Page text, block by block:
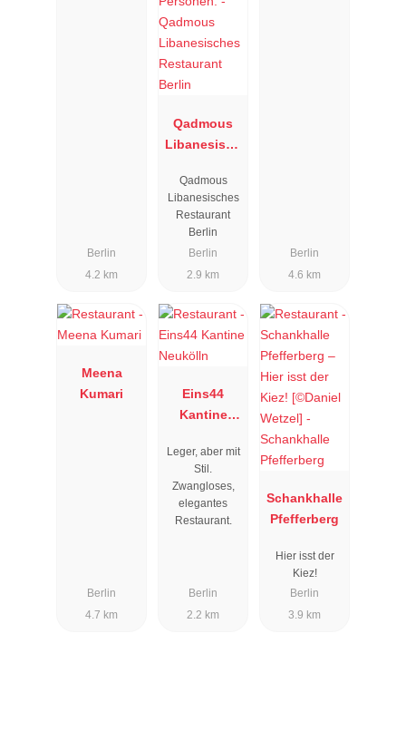
Berlin
4.2 km
Qadmous
Libanesisch
Restaurant
Qadmous
Libanesisches
Restaurant
Berlin
Berlin
2.9 km
Berlin
4.6 km
Meena
Kumari
Berlin
4.7 km
Eins44
Kantine
Leger, aber mit
Stil.
Zwangloses,
elegantes
Restaurant.
Berlin
2.2 km
Schankhalle
Pfefferberg
Hier isst der
Kiez!
Berlin
3.9 km